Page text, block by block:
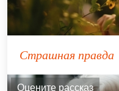
Страшная правда
Оцените рассказ